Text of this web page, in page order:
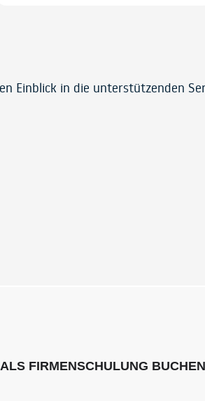
Einblick in die unterstützenden
FIRMENSCHULUNG